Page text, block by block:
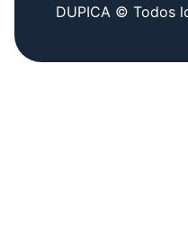
DUPICA © Todos